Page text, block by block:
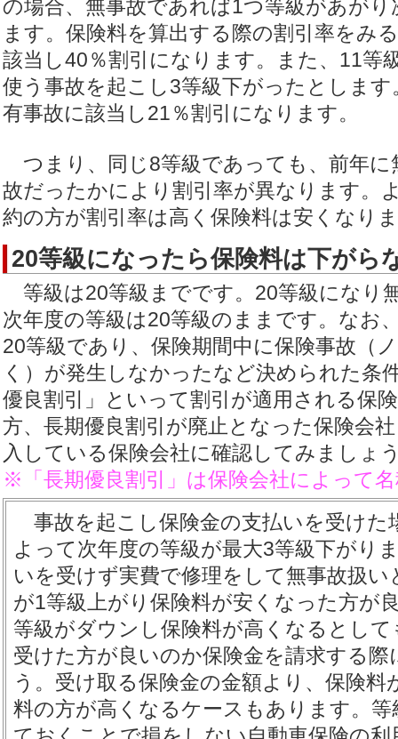
の場合、無事故であれば1つ等級があが
ます。保険料を算出する際の割引率をみ
該当し40％割引になります。また、11等
使う事故を起こし3等級下がったとしま
有事故に該当し21％割引になります。
つまり、同じ8等級であっても、前年に
故だったかにより割引率が異なります。
約の方が割引率は高く保険料は安くなり
20等級になったら保険料は下がら
等級は20等級までです。20等級になり
次年度の等級は20等級のままです。なお
20等級であり、保険期間中に保険事故（
く）が発生しなかったなど決められた条
優良割引」といって割引が適用される保
方、長期優良割引が廃止となった保険会
入している保険会社に確認してみましょ
※「長期優良割引」は保険会社によって
事故を起こし保険金の支払いを受けた
よって次年度の等級が最大3等級下がり
いを受けず実費で修理をして無事故扱い
が1等級上がり保険料が安くなった方が
等級がダウンし保険料が高くなるとし
受けた方が良いのか保険金を請求する
う。受け取る保険金の金額より、保険料
料の方が高くなるケースもあります。